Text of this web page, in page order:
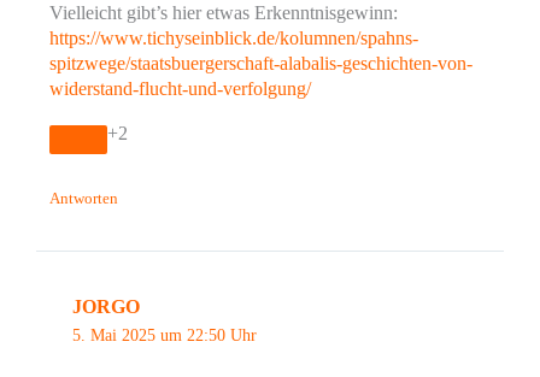
Vielleicht gibt’s hier etwas Erkenntnisgewinn:
https://www.tichyseinblick.de/kolumnen/spahns-
spitzwege/staatsbuergerschaft-alabalis-geschichten-von-
widerstand-flucht-und-verfolgung/
+2
Antworten
JORGO
5. Mai 2025 um 22:50 Uhr